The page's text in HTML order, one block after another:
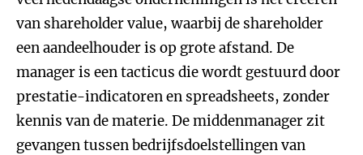
van shareholder value, waarbij de shareholder
een aandeelhouder is op grote afstand. De
manager is een tacticus die wordt gestuurd door
prestatie-indicatoren en spreadsheets, zonder
kennis van de materie. De middenmanager zit
gevangen tussen bedrijfsdoelstellingen van